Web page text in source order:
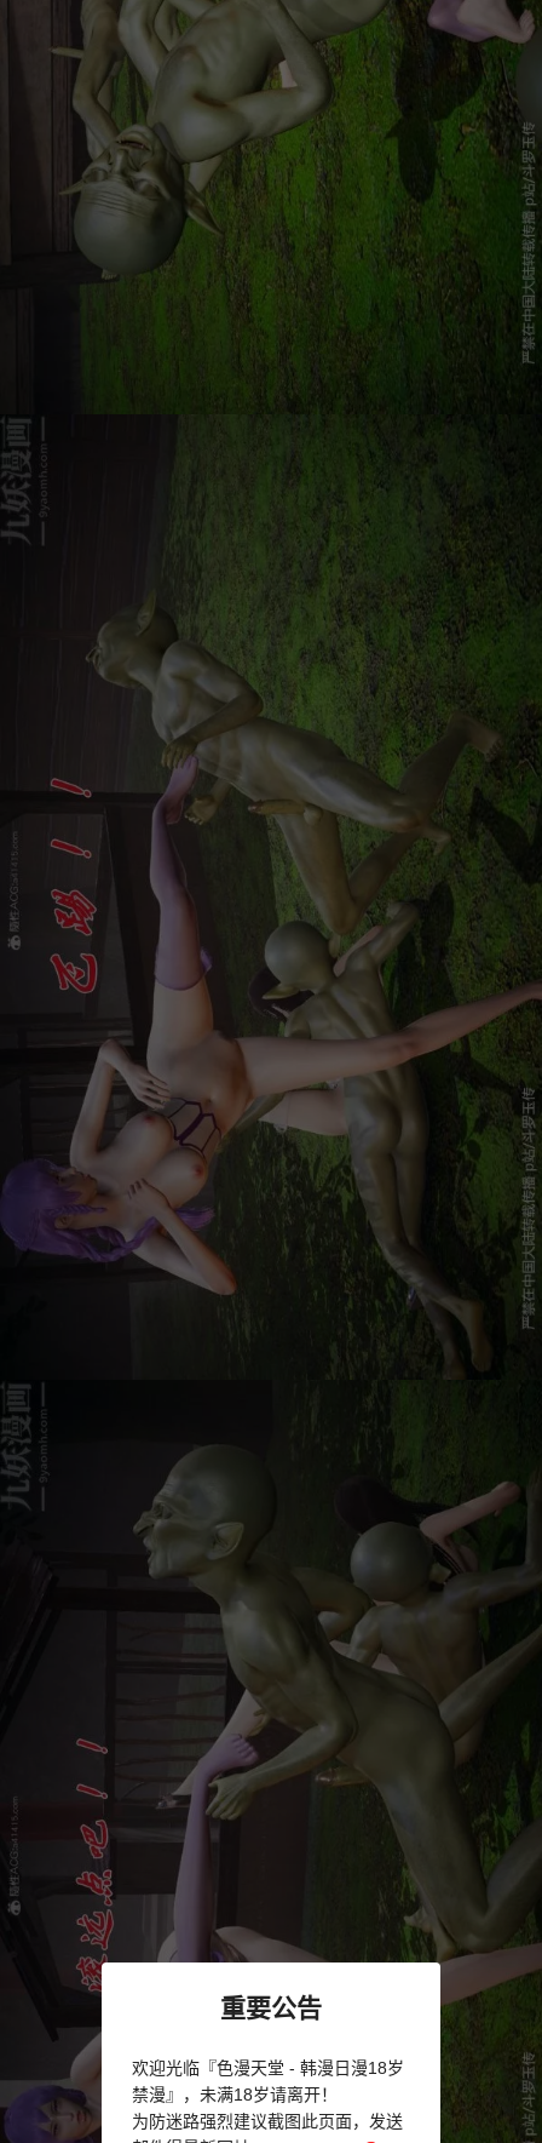
重要公告
欢迎光临『色漫天堂 - 韩漫日漫18岁
禁漫』，未满18岁请离开！
为防迷路强烈建议截图此页面，发送